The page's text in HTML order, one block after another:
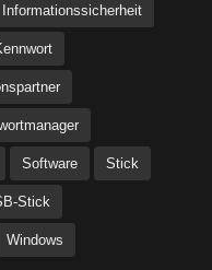
Informationssicherheit
Software Stick
Stick
Windows